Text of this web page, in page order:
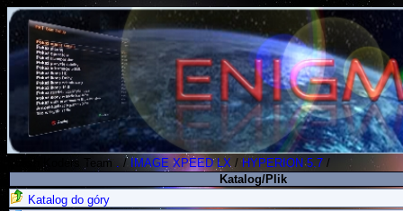
Polish Koders Team /IMAGE XPEED LX /HYPERION 5.7 /
Katalog/Plik
Katalog do góry